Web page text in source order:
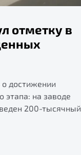
отметку в
достижении
этапа: на заводе
200-тысячный